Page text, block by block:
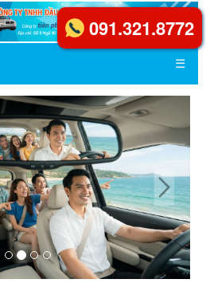
☰
091.321.8772